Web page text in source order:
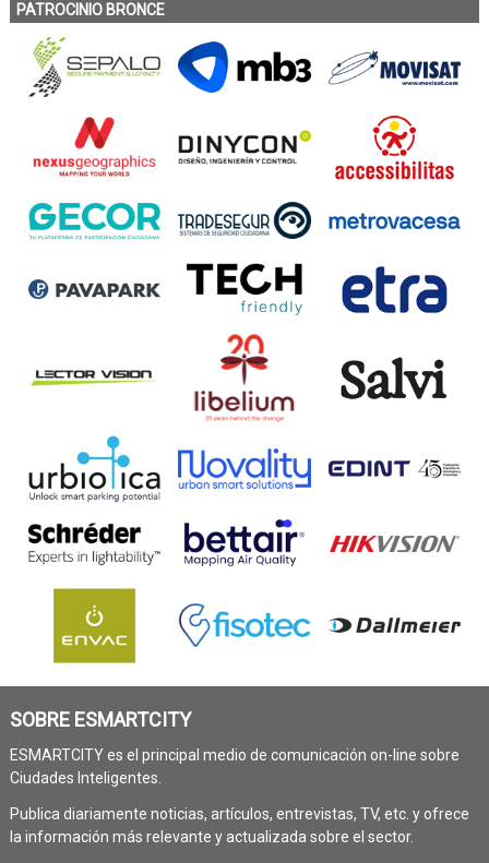
PATROCINIO BRONCE
SOBRE ESMARTCITY
ESMARTCITY es el principal medio de comunicación on-line sobre
Ciudades Inteligentes.
Publica diariamente noticias, artículos, entrevistas, TV, etc. y ofrece
la información más relevante y actualizada sobre el sector.